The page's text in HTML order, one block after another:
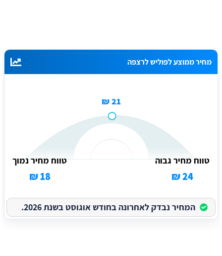
מחיר ממוצע לפוליש לרצפה
21 ₪
טווח מחיר גבוה
24 ₪
טווח מחיר נמוך
18 ₪
המחיר נבדק לאחרונה בחודש אוגוסט בשנת 2026.